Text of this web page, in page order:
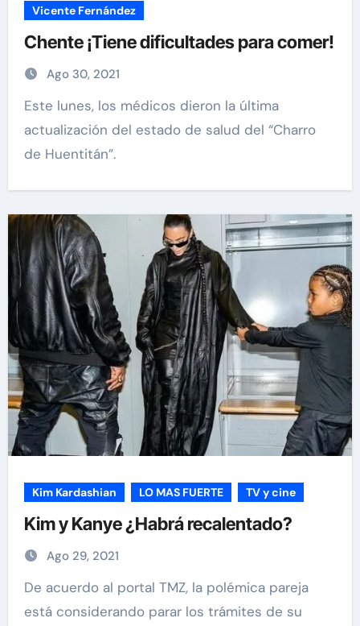
Vicente Fernández
Chente ¡Tiene dificultades para comer!
Ago 30, 2021
Este lunes, los médicos dieron la última
actualización del estado de salud del “Charro
de Huentitán”.
Kim Kardashian LO MAS FUERTE TV y cine
Kim y Kanye ¿Habrá recalentado?
Ago 29, 2021
De acuerdo al portal TMZ, la polémica pareja
está considerando parar los trámites de su